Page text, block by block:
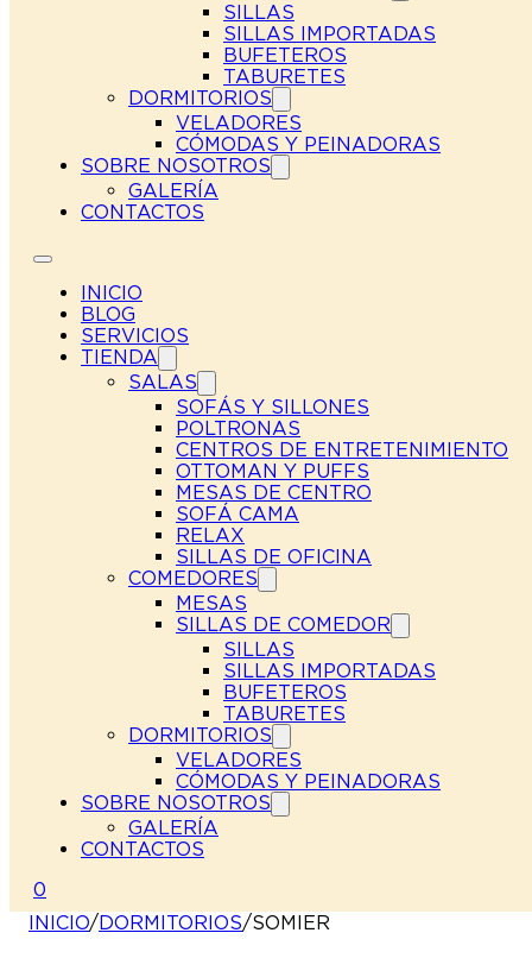
SILLAS
SILLAS IMPORTADAS
BUFETEROS
TABURETES
DORMITORIOS
VELADORES
CÓMODAS Y PEINADORAS
SOBRE NOSOTROS
GALERÍA
CONTACTOS
INICIO
BLOG
SERVICIOS
TIENDA
SALAS
SOFÁS Y SILLONES
POLTRONAS
CENTROS DE ENTRETENIMIENTO
OTTOMAN Y PUFFS
MESAS DE CENTRO
SOFÁ CAMA
RELAX
SILLAS DE OFICINA
COMEDORES
MESAS
SILLAS DE COMEDOR
SILLAS
SILLAS IMPORTADAS
BUFETEROS
TABURETES
DORMITORIOS
VELADORES
CÓMODAS Y PEINADORAS
SOBRE NOSOTROS
GALERÍA
CONTACTOS
0
INICIO/DORMITORIOS/SOMIER